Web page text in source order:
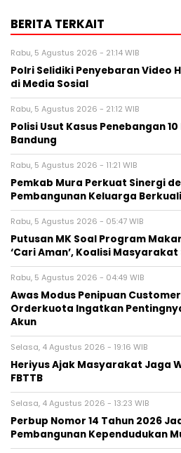
BERITA TERKAIT
Rabu, 5 Agustus 2026 - 21:14 WIB
Polri Selidiki Penyebaran Video
di Media Sosial
Rabu, 5 Agustus 2026 - 21:12 WIB
Polisi Usut Kasus Penebangan
Bandung
Rabu, 5 Agustus 2026 - 11:21 WIB
Pemkab Mura Perkuat Sinergi
Pembangunan Keluarga
Rabu, 5 Agustus 2026 - 05:47 WIB
Putusan MK Soal Program
‘Cari Aman’, Koalisi Masyarakat
Rabu, 5 Agustus 2026 - 04:49 WIB
Awas Modus Penipuan
Orderkuota Ingatkan
Akun
Selasa, 4 Agustus 2026 - 19:16 WIB
Heriyus Ajak Masyarakat Jaga
FBTTB
Selasa, 4 Agustus 2026 - 13:23 WIB
Perbup Nomor 14 Tahun 2026
Pembangunan Kependudukan